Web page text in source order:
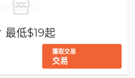
最低$19起
獲取交易
交易